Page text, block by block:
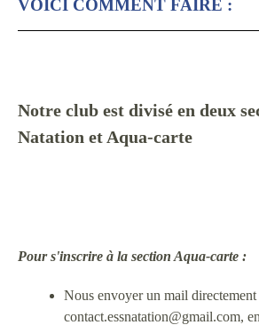
VOICI COMMENT FAIRE :
Notre club est divisé en deux
Natation et Aqua-carte
Pour s'inscrire à la section Aqua-carte :
Nous envoyer un mail directement
contact.essnatation@gmail.com,